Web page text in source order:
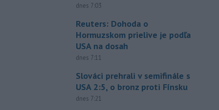
dnes 7:03
Reuters: Dohoda o
Hormuzskom prielive je podľa
USA na dosah
dnes 7:11
Slováci prehrali v semifinále s
USA 2:5, o bronz proti Fínsku
dnes 7:21